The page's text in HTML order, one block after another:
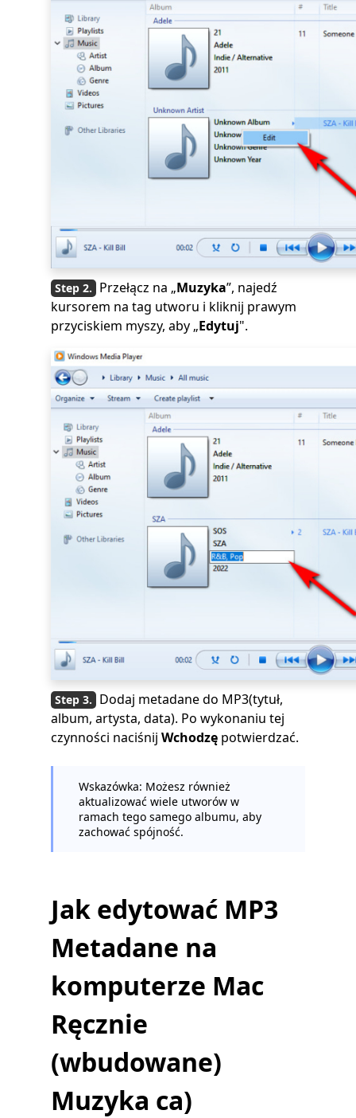
Przełącz na „Muzyka”, najedź
kursorem na tag utworu i kliknij prawym
przyciskiem myszy, aby „Edytuj".
Dodaj metadane do MP3(tytuł,
album, artysta, data). Po wykonaniu tej
czynności naciśnij Wchodzę potwierdzać.
Wskazówka: Możesz również
aktualizować wiele utworów w
ramach tego samego albumu, aby
zachować spójność.
Jak edytować MP3
Metadane na
komputerze Mac
Ręcznie
(wbudowane)
Muzyka ca)